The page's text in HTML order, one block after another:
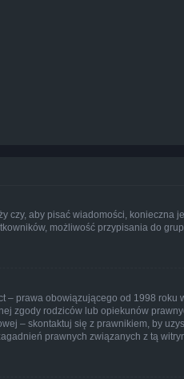
czy, aby pisać wiadomości,
możliwość przypisania do
– prawa obowiązującego od 1998
zgody rodziców lub opiekunów
– skontaktuj się z prawnikiem, by
prawnych związanych z tą